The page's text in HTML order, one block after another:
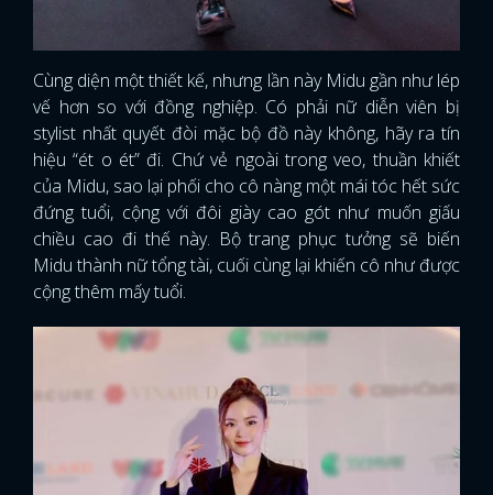
Cùng diện một thiết kế, nhưng lần này Midu gần như lép
vế hơn so với đồng nghiệp. Có phải nữ diễn viên bị
stylist nhất quyết đòi mặc bộ đồ này không, hãy ra tín
hiệu “ét o ét” đi. Chứ vẻ ngoài trong veo, thuần khiết
của Midu, sao lại phối cho cô nàng một mái tóc hết sức
đứng tuổi, cộng với đôi giày cao gót như muốn giấu
chiều cao đi thế này. Bộ trang phục tưởng sẽ biến
Midu thành nữ tổng tài, cuối cùng lại khiến cô như được
cộng thêm mấy tuổi.